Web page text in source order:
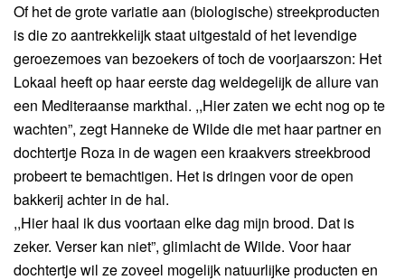
Of het de grote variatie aan (biologische) streekproducten
is die zo aantrekkelijk staat uitgestald of het levendige
geroezemoes van bezoekers of toch de voorjaarszon: Het
Lokaal heeft op haar eerste dag weldegelijk de allure van
een Mediteraanse markthal. ,,Hier zaten we echt nog op te
wachten”, zegt Hanneke de Wilde die met haar partner en
dochtertje Roza in de wagen een kraakvers streekbrood
probeert te bemachtigen. Het is dringen voor de open
bakkerij achter in de hal.
,,Hier haal ik dus voortaan elke dag mijn brood. Dat is
zeker. Verser kan niet”, glimlacht de Wilde. Voor haar
dochtertje wil ze zoveel mogelijk natuurlijke producten en